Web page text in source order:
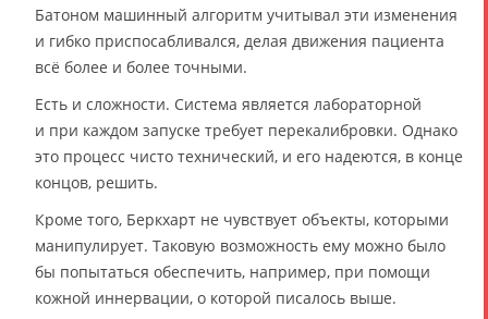
Батоном машинный алгоритм учитывал эти изменения
и гибко приспосабливался, делая движения пациента
всё более и более точными.
Есть и сложности. Система является лабораторной
и при каждом запуске требует перекалибровки. Однако
это процесс чисто технический, и его надеются, в конце
концов, решить.
Кроме того, Беркхарт не чувствует объекты, которыми
манипулирует. Таковую возможность ему можно было
бы попытаться обеспечить, например, при помощи
кожной иннервации, о которой писалось выше.